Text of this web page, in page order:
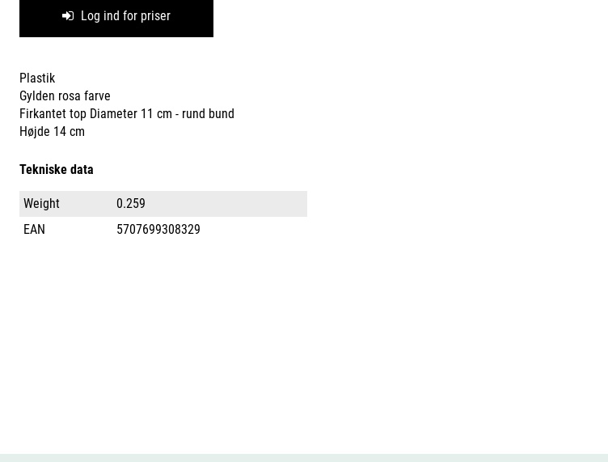
Log ind for priser
Plastik
Gylden rosa farve
Firkantet top Diameter 11 cm - rund bund
Højde 14 cm
Tekniske data
Weight
0.259
EAN
5707699308329